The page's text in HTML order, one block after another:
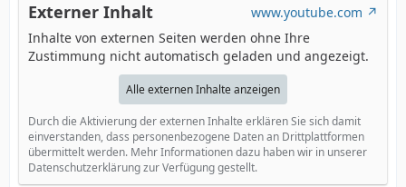
Externer Inhalt
www.youtube.com
Inhalte von externen Seiten werden ohne Ihre
Zustimmung nicht automatisch geladen und angezeigt.
Alle externen Inhalte anzeigen
Durch die Aktivierung der externen Inhalte erklären Sie sich damit
einverstanden, dass personenbezogene Daten an Drittplattformen
übermittelt werden. Mehr Informationen dazu haben wir in unserer
Datenschutzerklärung zur Verfügung gestellt.